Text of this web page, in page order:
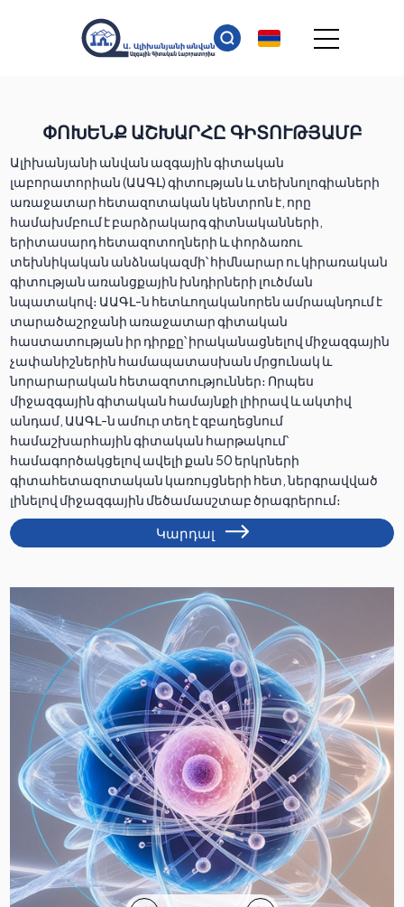
ՓՈԽԵՆՔ ԱՇԽԱՐՀԸ ԳԻՏՈՒԹՅԱՄԲ
Ալիխանյանի անվան ազգային գիտական
լաբորատորիան (ԱԱԳԼ) գիտության և տեխնոլոգիաների
առաջատար հետազոտական կենտրոն է, որը
համախմբում է բարձրակարգ գիտնականների,
երիտասարդ հետազոտողների և փորձառու
տեխնիկական անձնակազմի՝ հիմնարար ու կիրառական
գիտության առանցքային խնդիրների լուծման
նպատակով։ ԱԱԳԼ-ն հետևողականորեն ամրապնդում է
տարածաշրջանի առաջատար գիտական
հաստատության իր դիրքը՝ իրականացնելով միջազգային
չափանիշներին համապատասխան մրցունակ և
նորարարական հետազոտություններ։ Որպես
միջազգային գիտական համայնքի լիիրավ և ակտիվ
անդամ, ԱԱԳԼ-ն ամուր տեղ է զբաղեցնում
համաշխարհային գիտական հարթակում՝
համագործակցելով ավելի քան 50 երկրների
գիտահետազոտական կառույցների հետ, ներգրավված
լինելով միջազգային մեծամասշտաբ ծրագրերում։
Կարդալ